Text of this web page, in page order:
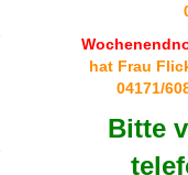
hat Frau
04171/
Bitte